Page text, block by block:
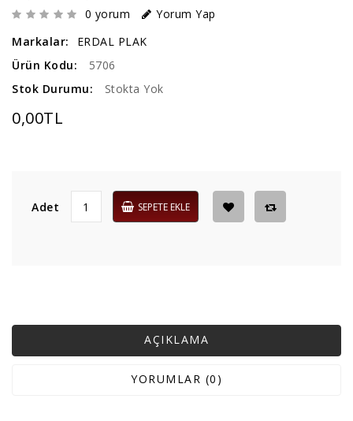
0 yorum
Yorum Yap
Markalar:
ERDAL PLAK
Ürün Kodu:
5706
Stok Durumu:
Stokta Yok
0,00TL
Adet SEPETE EKLE
AÇIKLAMA
YORUMLAR (0)